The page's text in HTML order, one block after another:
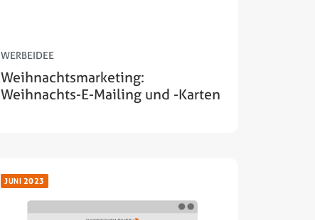
WERBEIDEE
Weihnachtsmarketing:
Weihnachts-E-Mailing und -Karten
JUNI 2023